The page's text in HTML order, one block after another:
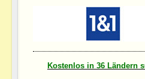
Kostenlos in 36 Ländern